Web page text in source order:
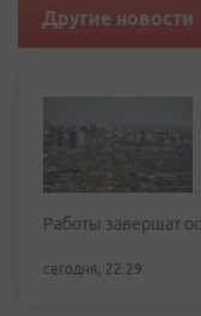
Другие новости
Работы завершат
сегодня, 22:29